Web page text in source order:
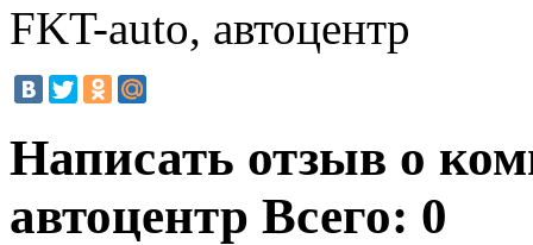
FKT-auto, автоцентр
Написать отзыв о
автоцентр Всего: 0